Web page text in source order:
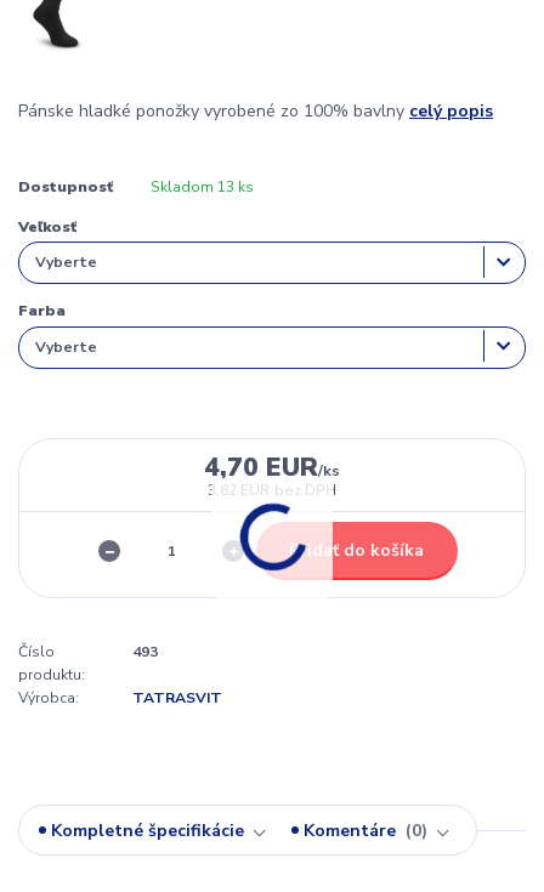
Pánske hladké ponožky vyrobené zo 100% bavlny celý popis
Dostupnosť Skladom 13 ks
Veľkosť
Farba
4,70 EUR/ks
3,82 EUR bez DPH
Pridať do košíka
Číslo
produktu:
493
Výrobca: TATRASVIT
Kompletné špecifikácie Komentáre 0